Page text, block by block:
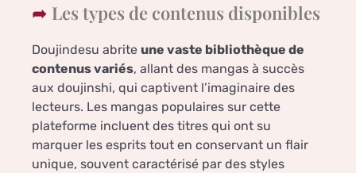
Les types de contenus disponibles
Doujindesu abrite une vaste bibliothèque de
contenus variés, allant des mangas à succès
aux doujinshi, qui captivent l’imaginaire des
lecteurs. Les mangas populaires sur cette
plateforme incluent des titres qui ont su
marquer les esprits tout en conservant un flair
unique, souvent caractérisé par des styles